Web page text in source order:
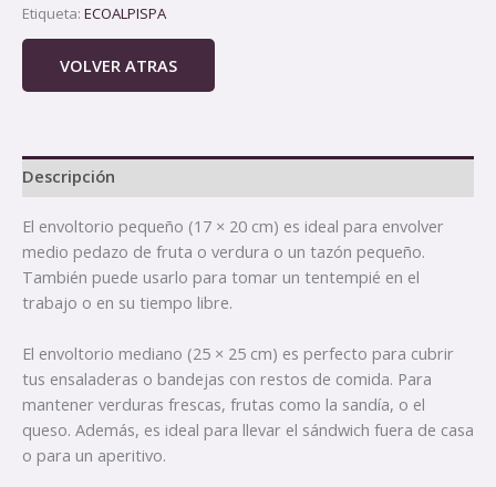
Etiqueta: ECOALPISPA
VOLVER ATRAS
Descripción
El envoltorio pequeño (17 × 20 cm) es ideal para envolver
medio pedazo de fruta o verdura o un tazón pequeño.
También puede usarlo para tomar un tentempié en el
trabajo o en su tiempo libre.
El envoltorio mediano (25 × 25 cm) es perfecto para cubrir
tus ensaladeras o bandejas con restos de comida. Para
mantener verduras frescas, frutas como la sandía, o el
queso. Además, es ideal para llevar el sándwich fuera de casa
o para un aperitivo.